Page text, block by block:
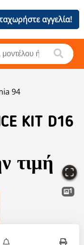
αγγελία!
94
KIT D16
τιμή
1